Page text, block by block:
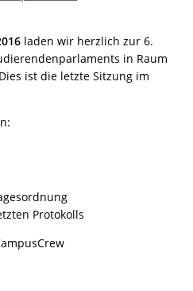
laden wir herzlich zur 6.
in Raum
ist die letzte Sitzung im
Protokolls